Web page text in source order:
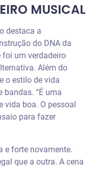
MUSICAL
destaca a
do DNA da
foi um verdadeiro
Além do
o estilo de vida
“É uma
vida boa. O pessoal
para fazer
e forte novamente.
que a outra. A cena